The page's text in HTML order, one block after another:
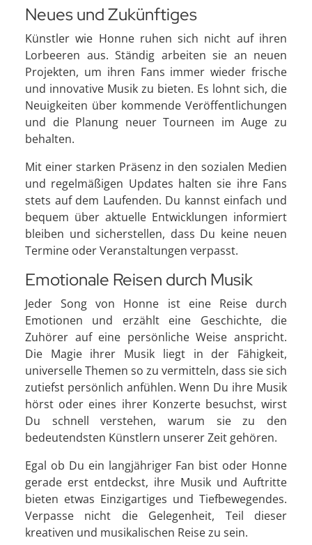
Neues und Zukünftiges
Künstler wie Honne ruhen sich nicht auf ihren
Lorbeeren aus. Ständig arbeiten sie an neuen
Projekten, um ihren Fans immer wieder frische
und innovative Musik zu bieten. Es lohnt sich, die
Neuigkeiten über kommende Veröffentlichungen
und die Planung neuer Tourneen im Auge zu
behalten.
Mit einer starken Präsenz in den sozialen Medien
und regelmäßigen Updates halten sie ihre Fans
stets auf dem Laufenden. Du kannst einfach und
bequem über aktuelle Entwicklungen informiert
bleiben und sicherstellen, dass Du keine neuen
Termine oder Veranstaltungen verpasst.
Emotionale Reisen durch Musik
Jeder Song von Honne ist eine Reise durch
Emotionen und erzählt eine Geschichte, die
Zuhörer auf eine persönliche Weise anspricht.
Die Magie ihrer Musik liegt in der Fähigkeit,
universelle Themen so zu vermitteln, dass sie sich
zutiefst persönlich anfühlen. Wenn Du ihre Musik
hörst oder eines ihrer Konzerte besuchst, wirst
Du schnell verstehen, warum sie zu den
bedeutendsten Künstlern unserer Zeit gehören.
Egal ob Du ein langjähriger Fan bist oder Honne
gerade erst entdeckst, ihre Musik und Auftritte
bieten etwas Einzigartiges und Tiefbewegendes.
Verpasse nicht die Gelegenheit, Teil dieser
kreativen und musikalischen Reise zu sein.